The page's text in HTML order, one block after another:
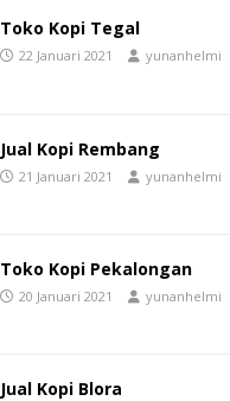
Toko Kopi Tegal
22 Januari 2021 yunanhelmi
Jual Kopi Rembang
21 Januari 2021 yunanhelmi
Toko Kopi Pekalongan
20 Januari 2021 yunanhelmi
Jual Kopi Blora